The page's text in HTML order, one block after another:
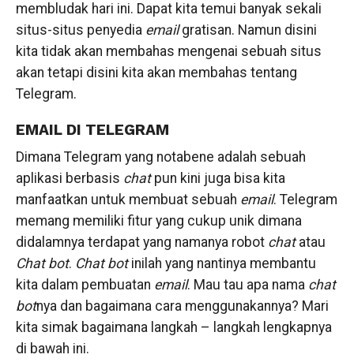
membludak hari ini. Dapat kita temui banyak sekali
situs-situs penyedia emailgratisan. Namun disini
kita tidak akan membahas mengenai sebuah situs
akan tetapi disini kita akan membahas tentang
Telegram.
EMAIL DI TELEGRAM
Dimana Telegram yang notabene adalah sebuah
aplikasi berbasis chatpun kini juga bisa kita
manfaatkan untuk membuat sebuah email. Telegram
memang memiliki fitur yang cukup unik dimana
didalamnya terdapat yang namanya robot chatatau
Chat bot. Chat botinilah yang nantinya membantu
kita dalam pembuatan email. Mau tau apa nama chat
botnya dan bagaimana cara menggunakannya? Mari
kita simak bagaimana langkah – langkah lengkapnya
di bawah ini.